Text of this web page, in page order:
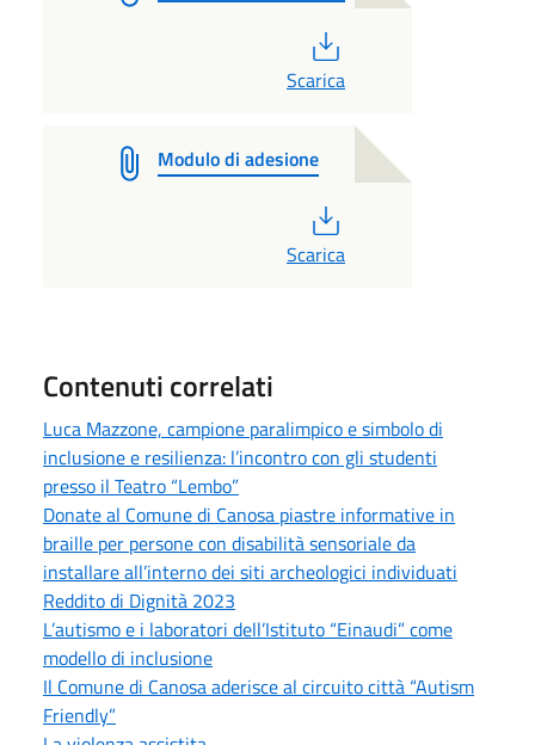
Scarica
Modulo di adesione
Scarica
Contenuti correlati
Luca Mazzone, campione paralimpico e simbolo di
inclusione e resilienza: l’incontro con gli studenti
presso il Teatro “Lembo”
Donate al Comune di Canosa piastre informative in
braille per persone con disabilità sensoriale da
installare all’interno dei siti archeologici individuati
Reddito di Dignità 2023
L’autismo e i laboratori dell’Istituto “Einaudi” come
modello di inclusione
Il Comune di Canosa aderisce al circuito città “Autism
Friendly”